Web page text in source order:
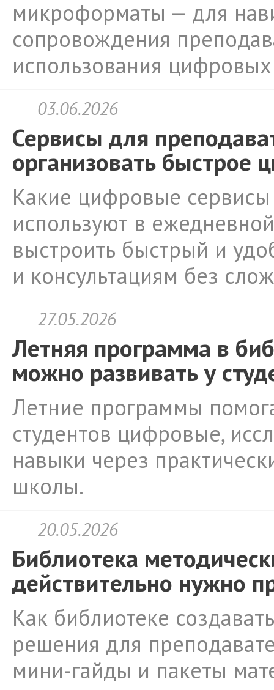
микроформаты — для
сопровождения
использования
03.06.2026
Сервисы для
организовать быстрое
Какие цифровые сервисы
используют в
выстроить быстрый и
и консультациям без
27.05.2026
Летняя программа в
можно развивать у
Летние программы
студентов цифровые,
навыки через
школы.
20.05.2026
Библиотека
действительно нужно
Как библиотеке
решения для
мини-гайды и пакеты